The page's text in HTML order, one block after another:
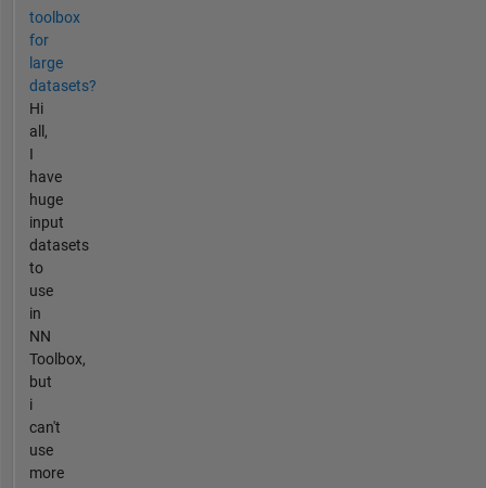
toolbox
for
large
datasets?
Hi
all,
I
have
huge
input
datasets
to
use
in
NN
Toolbox,
but
i
can't
use
more